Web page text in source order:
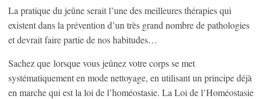
La pratique du jeûne serait l’une des meilleures thérapies qui
existent dans la prévention d’un très grand nombre de pathologies
et devrait faire partie de nos habitudes…
Sachez que lorsque vous jeûnez votre corps se met
systématiquement en mode nettoyage, en utilisant un principe déjà
en marche qui est la loi de l’homéostasie. La Loi de l’Homéostasie